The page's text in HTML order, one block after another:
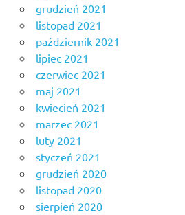
grudzień 2021
listopad 2021
październik 2021
lipiec 2021
czerwiec 2021
maj 2021
kwiecień 2021
marzec 2021
luty 2021
styczeń 2021
grudzień 2020
listopad 2020
sierpień 2020